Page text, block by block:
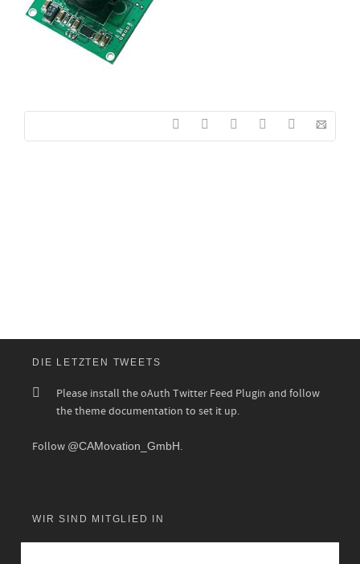
DIE LETZTEN TWEETS
Please install the oAuth Twitter Feed Plugin and follow
the theme documentation to set it up.
Follow @CAMovation_GmbH.
WIR SIND MITGLIED IN